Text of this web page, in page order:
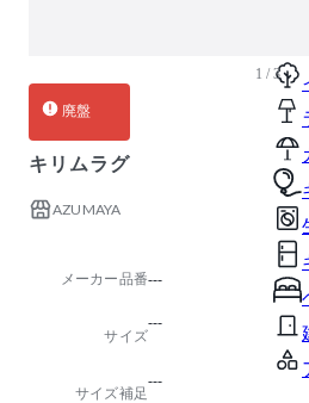
1 / 3
廃盤
キリムラグ
AZUMAYA
メーカー品番---
サイズ
---
サイズ補足
---